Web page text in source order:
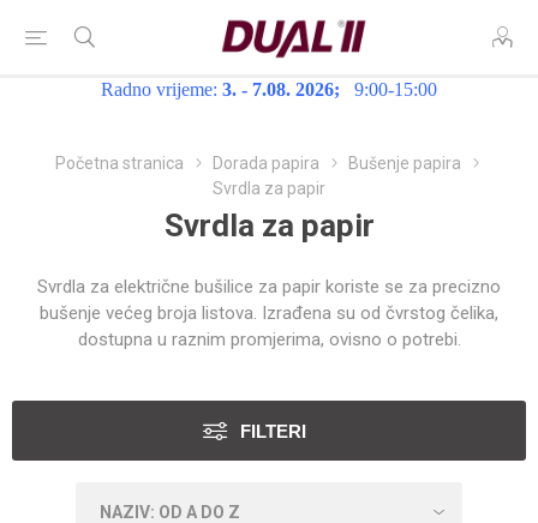
Radno vrijeme: 3. - 7.08. 2026; 9:00-15:00
Početna stranica Dorada papira
Bušenje papira
Svrdla za papir
Svrdla za papir
Svrdla za električne bušilice za papir koriste se za precizno
bušenje većeg broja listova. Izrađena su od čvrstog čelika,
dostupna u raznim promjerima, ovisno o potrebi.
FILTERI